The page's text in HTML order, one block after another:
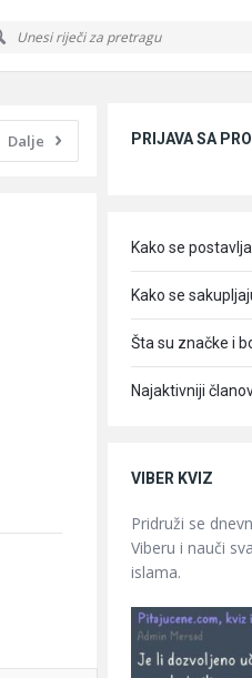
Dalje PRIJAVA SA
Kako se
Kako se
Šta su značke i
Najaktivniji
VIBER KVIZ
Pridruži se
Viberu i nauči
islama.